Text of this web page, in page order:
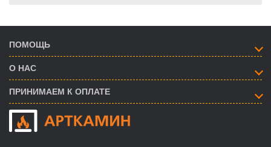
ПОМОЩЬ
О НАС
ПРИНИМАЕМ К ОПЛАТЕ